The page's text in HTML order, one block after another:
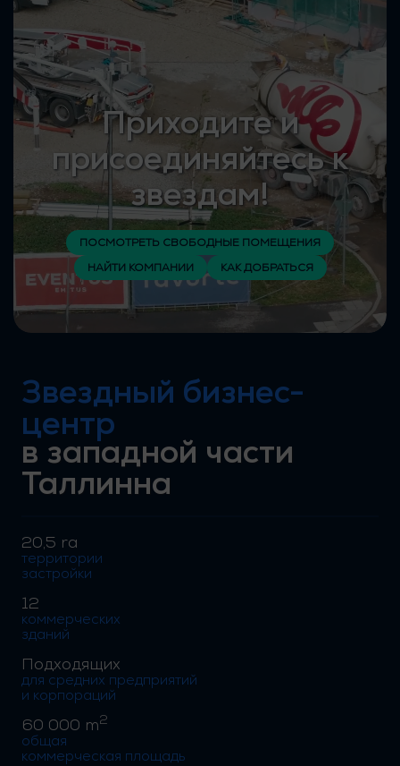
Приходите и
присоединяйтесь к
звездам!
ПОСМОТРЕТЬ СВОБОДНЫЕ ПОМЕЩЕНИЯ
НАЙТИ КОМПАНИИ
КАК ДОБРАТЬСЯ
Звездный бизнес-
центр
в западной части
Таллинна
20,5 ra
территории
застройки
12
коммерческих
зданий
Подходящих
для средних предприятий
и корпораций
60 000 m2
общая
коммерческая площадь